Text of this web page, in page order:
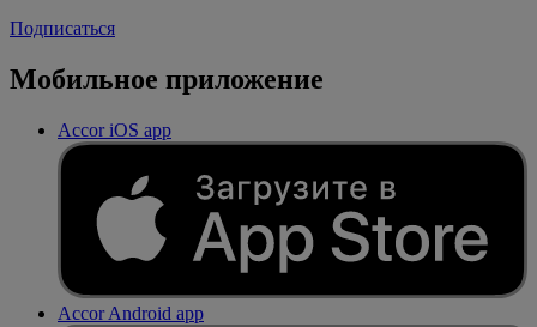
Подписаться
Мобильное приложение
Accor iOS app
Accor Android app